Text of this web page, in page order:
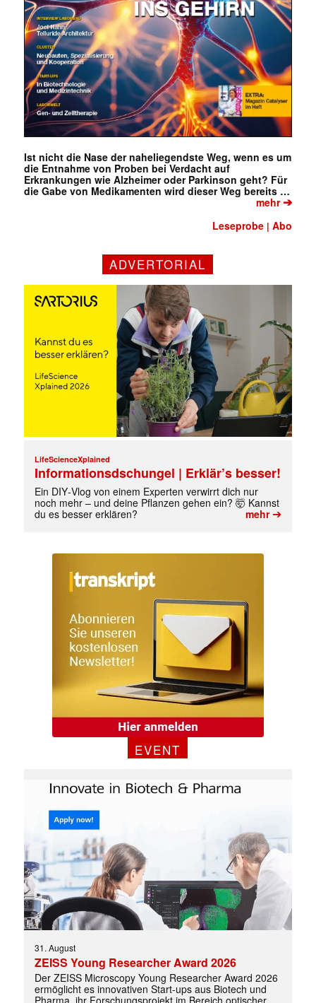
Ist nicht die Nase der naheliegendste Weg, wenn es um
die Entnahme von Proben bei Verdacht auf
Erkrankungen wie Alzheimer oder Parkinson geht? Für
die Gabe von Medikamenten wird dieser Weg bereits …
mehr➔
Leseprobe |Abo
ADVERTORIAL
LifeScienceXplained
Informationsdschungel | Erklär’s besser!
Ein DIY‑Vlog von einem Experten verwirrt dich nur
noch mehr – und deine Pflanzen gehen ein? 🤯 Kannst
du es besser erklären?
mehr➔
EVENT
31. August
ZEISS Young Researcher Award 2026
Der ZEISS Microscopy Young Researcher Award 2026
ermöglicht es innovativen Start-ups aus Biotech und